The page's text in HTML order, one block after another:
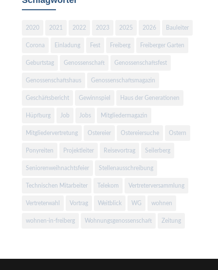
2020 2021 2022 2023 2025 2026 Bauleiter
Corona Einladung Fest Freiberg Freiberger Garten
Geburtstag Genossenschaft Genossenschaftsfest
Genossenschaftshaus Genossenschaftsmagazin
Geschäftsbericht Gewinnspiel Haus der Generationen
Hüpfburg Job Jobs Mitgliedermagazin
Mitgliedervertretung Ostereier Ostereiersuche Ostern
Ponyreiten Projektleiter Reisevortrag Seilerberg
Seniorenweihnachtsfeier Stellenausschreibung
Technischen Mitarbeiter Telekom Vertreterversammlung
Vertreterwahl Vortrag Weitblick WG wohnen
wohnen-in-freiberg Wohnungsgenossenschaft Zeitung